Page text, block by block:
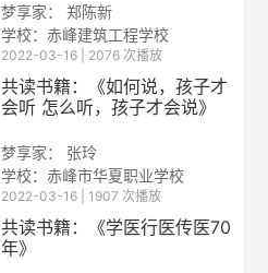
梦享家： 郑陈新
学校： 赤峰建筑工程学校
2022-03-16 | 2076 次播放
共读书籍：《如何说，孩子才
会听 怎么听，孩子才会说》
梦享家： 张玲
学校：赤峰市华夏职业学校
2022-03-16 | 1907 次播放
共读书籍：《学医行医传医70
年》